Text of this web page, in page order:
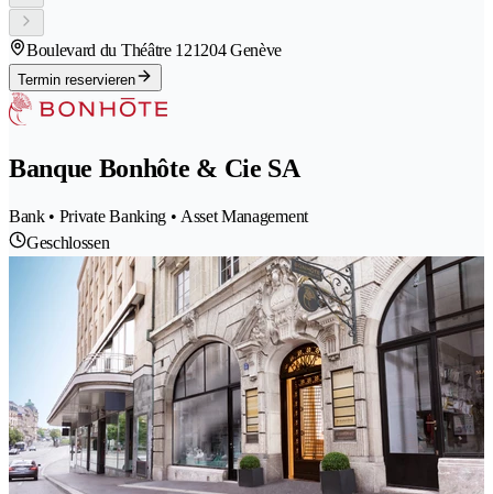
Boulevard du Théâtre 121204 Genève
Termin reservieren
Banque Bonhôte & Cie SA
Bank • Private Banking • Asset Management
Geschlossen